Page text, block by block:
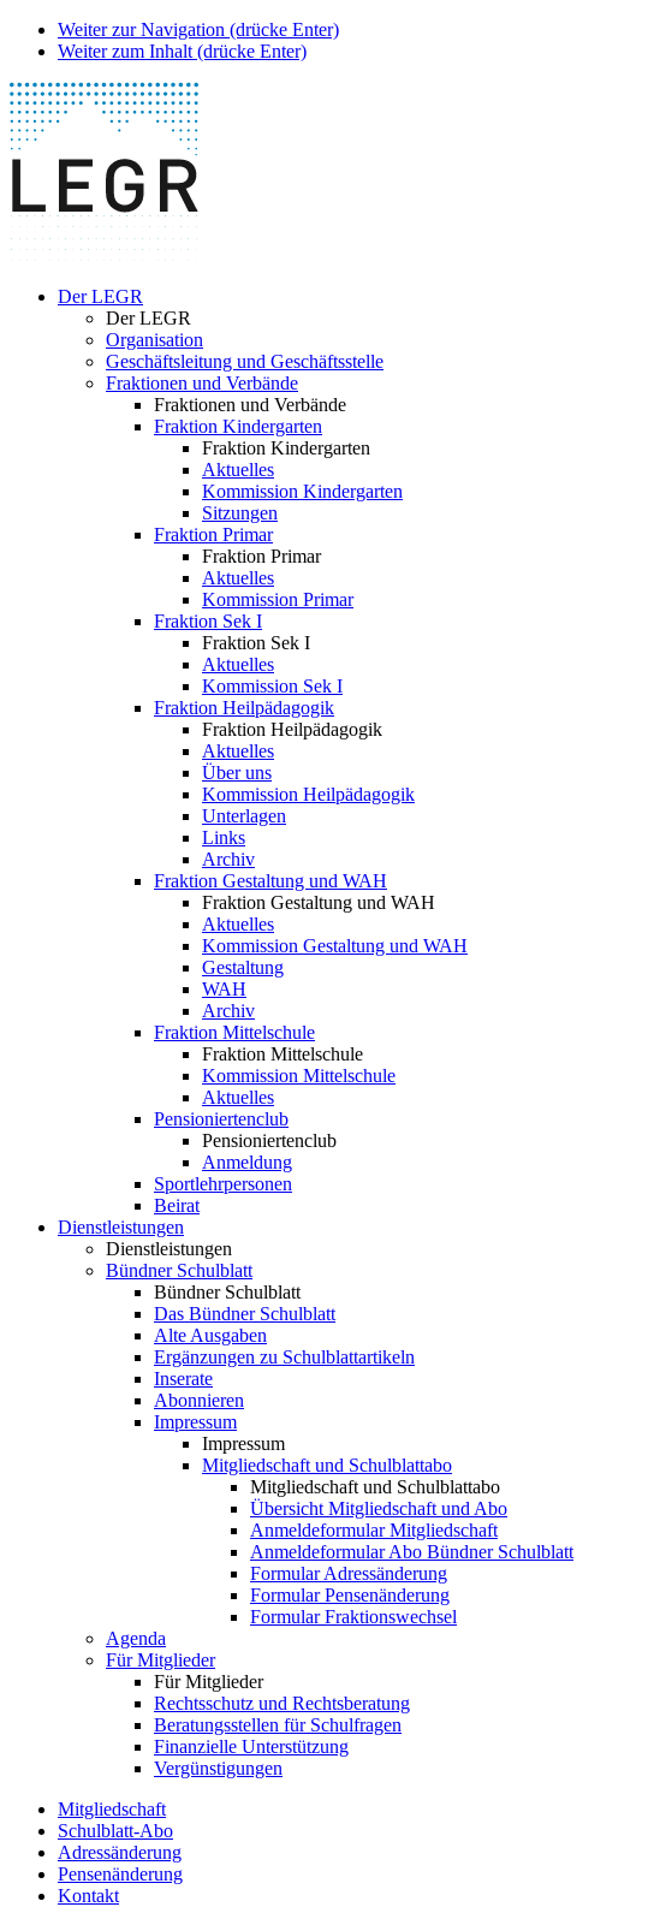
Weiter zur Navigation (drücke Enter)
Weiter zum Inhalt (drücke Enter)
Der LEGR
Der LEGR
Organisation
Geschäftsleitung und Geschäftsstelle
Fraktionen und Verbände
Fraktionen und Verbände
Fraktion Kindergarten
Fraktion Kindergarten
Aktuelles
Kommission Kindergarten
Sitzungen
Fraktion Primar
Fraktion Primar
Aktuelles
Kommission Primar
Fraktion Sek I
Fraktion Sek I
Aktuelles
Kommission Sek I
Fraktion Heilpädagogik
Fraktion Heilpädagogik
Aktuelles
Über uns
Kommission Heilpädagogik
Unterlagen
Links
Archiv
Fraktion Gestaltung und WAH
Fraktion Gestaltung und WAH
Aktuelles
Kommission Gestaltung und WAH
Gestaltung
WAH
Archiv
Fraktion Mittelschule
Fraktion Mittelschule
Kommission Mittelschule
Aktuelles
Pensioniertenclub
Pensioniertenclub
Anmeldung
Sportlehrpersonen
Beirat
Dienstleistungen
Dienstleistungen
Bündner Schulblatt
Bündner Schulblatt
Das Bündner Schulblatt
Alte Ausgaben
Ergänzungen zu Schulblattartikeln
Inserate
Abonnieren
Impressum
Impressum
Mitgliedschaft und Schulblattabo
Mitgliedschaft und Schulblattabo
Übersicht Mitgliedschaft und Abo
Anmeldeformular Mitgliedschaft
Anmeldeformular Abo Bündner Schulblatt
Formular Adressänderung
Formular Pensenänderung
Formular Fraktionswechsel
Agenda
Für Mitglieder
Für Mitglieder
Rechtsschutz und Rechtsberatung
Beratungsstellen für Schulfragen
Finanzielle Unterstützung
Vergünstigungen
Mitgliedschaft
Schulblatt-Abo
Adressänderung
Pensenänderung
Kontakt